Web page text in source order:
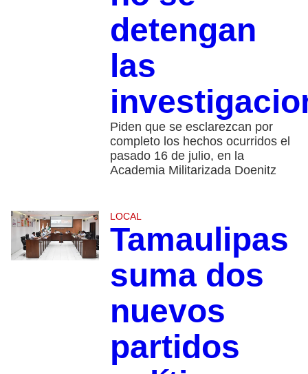
detengan
las
Piden que se esclarezcan por
completo los hechos ocurridos el
pasado 16 de julio, en la
Academia Militarizada Doenitz
LOCAL
Tamaulipas
suma dos
nuevos
partidos